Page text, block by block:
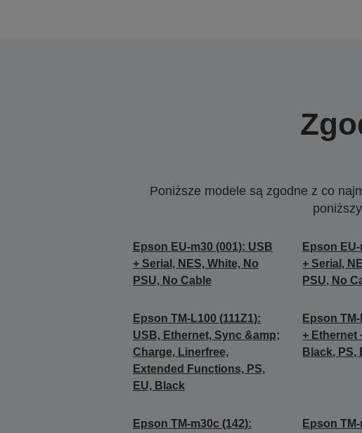
Poniższe modele są zgodne z co
Epson EU-m30 (001): USB
+ Serial, NES, White, No
PSU, No Cable
Epson
+ Serial,
PSU, No
Epson TM-L100 (111Z1):
USB, Ethernet, Sync &amp;
Charge, Linerfree,
Extended Functions, PS,
EU, Black
Epson
+ Ethernet
Black, PS,
Epson TM-m30c (142):
Epson